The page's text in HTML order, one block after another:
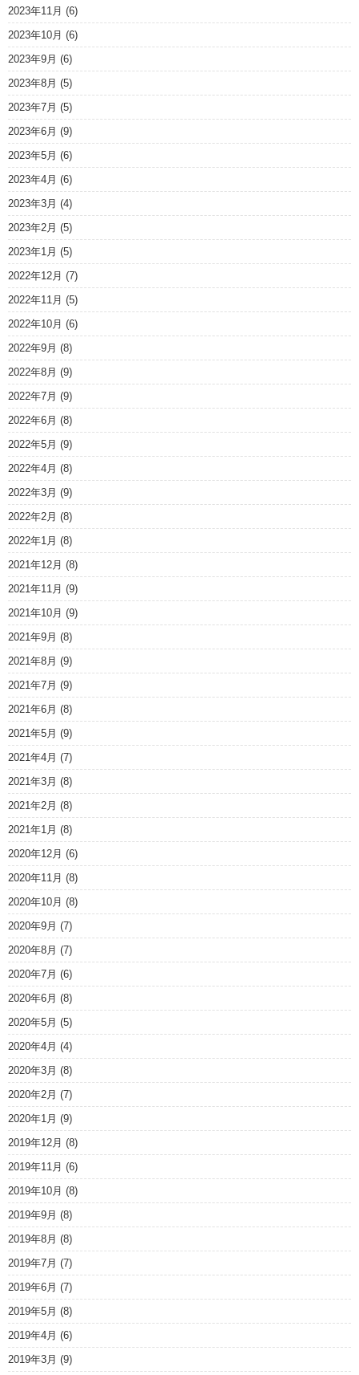
2023年11月 (6)
2023年10月 (6)
2023年9月 (6)
2023年8月 (5)
2023年7月 (5)
2023年6月 (9)
2023年5月 (6)
2023年4月 (6)
2023年3月 (4)
2023年2月 (5)
2023年1月 (5)
2022年12月 (7)
2022年11月 (5)
2022年10月 (6)
2022年9月 (8)
2022年8月 (9)
2022年7月 (9)
2022年6月 (8)
2022年5月 (9)
2022年4月 (8)
2022年3月 (9)
2022年2月 (8)
2022年1月 (8)
2021年12月 (8)
2021年11月 (9)
2021年10月 (9)
2021年9月 (8)
2021年8月 (9)
2021年7月 (9)
2021年6月 (8)
2021年5月 (9)
2021年4月 (7)
2021年3月 (8)
2021年2月 (8)
2021年1月 (8)
2020年12月 (6)
2020年11月 (8)
2020年10月 (8)
2020年9月 (7)
2020年8月 (7)
2020年7月 (6)
2020年6月 (8)
2020年5月 (5)
2020年4月 (4)
2020年3月 (8)
2020年2月 (7)
2020年1月 (9)
2019年12月 (8)
2019年11月 (6)
2019年10月 (8)
2019年9月 (8)
2019年8月 (8)
2019年7月 (7)
2019年6月 (7)
2019年5月 (8)
2019年4月 (6)
2019年3月 (9)